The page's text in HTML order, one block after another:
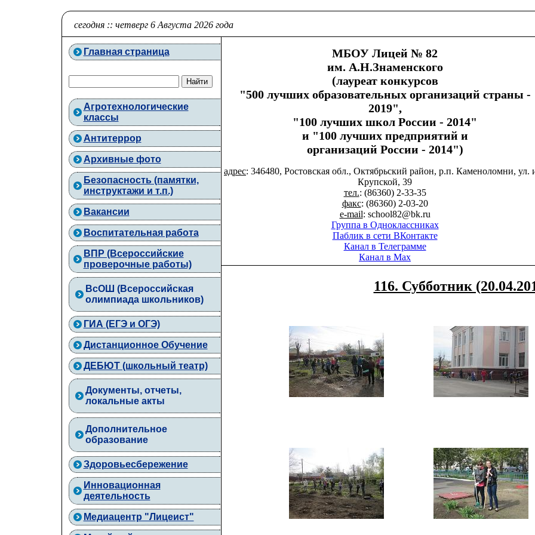
сегодня :: четверг 6 Августа 2026 года
Главная страница
Агротехнологические
классы
Антитеррор
Архивные фото
Безопасность (памятки,
инструктажи и т.п.)
Вакансии
Воспитательная работа
ВПР (Всероссийские
проверочные работы)
ВcОШ (Всероссийская
олимпиада школьников)
ГИА (ЕГЭ и ОГЭ)
Дистанционное Обучение
ДЕБЮТ (школьный театр)
Документы, отчеты,
локальные акты
Дополнительное
образование
Здоровьесбережение
Инновационная
деятельность
Медиацентр "Лицеист"
МБОУ Лицей № 82
им. А.Н.Знаменского
(лауреат конкурсов
"500 лучших образовательных организаций страны -
2019",
"100 лучших школ России - 2014"
и "100 лучших предприятий и
организаций России - 2014")
адрес: 346480, Ростовская обл., Октябрьский район, р.п. Каменоломни, ул.
Крупской, 39
тел.: (86360) 2-33-35
факс: (86360) 2-03-20
e-mail: school82@bk.ru
Группа в Одноклассниках
Паблик в сети ВКонтакте
Канал в Телеграмме
Канал в Max
116. Субботник